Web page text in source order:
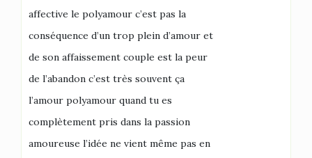
affective le polyamour c’est pas la
conséquence d’un trop plein d’amour et
de son affaissement couple est la peur
de l’abandon c’est très souvent ça
l’amour polyamour quand tu es
complètement pris dans la passion
amoureuse l’idée ne vient même pas en